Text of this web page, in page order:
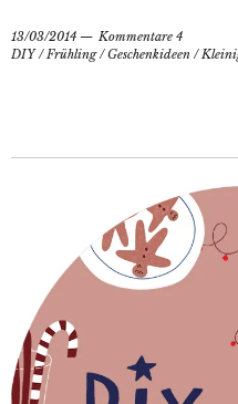
13/03/2014
Kommentare 4
DIY/Frühling/Geschenkideen /